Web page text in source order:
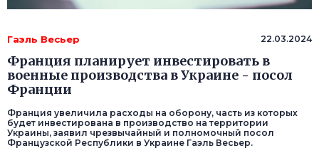
Гаэль Весьер 22.03.2024
Франция планирует инвестировать в
военные производства в Украине - посол
Франции
Франция увеличила расходы на оборону, часть из которых
будет инвестирована в производство на территории
Украины, заявил чрезвычайный и полномочный посол
Французской Республики в Украине Гаэль Весьер.